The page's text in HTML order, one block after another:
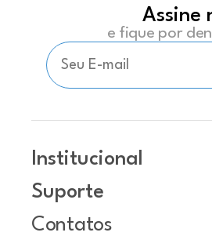
Assine
e fique por
Institucional
Suporte
Contatos